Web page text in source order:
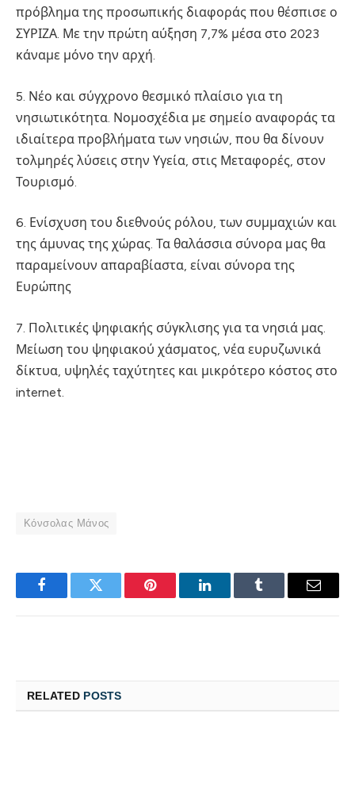
πρόβλημα της προσωπικής διαφοράς που θέσπισε ο
ΣΥΡΙΖΑ. Με την πρώτη αύξηση 7,7% μέσα στο 2023
κάναμε μόνο την αρχή.
5. Νέο και σύγχρονο θεσμικό πλαίσιο για τη
νησιωτικότητα. Νομοσχέδια με σημείο αναφοράς τα
ιδιαίτερα προβλήματα των νησιών, που θα δίνουν
τολμηρές λύσεις στην Υγεία, στις Μεταφορές, στον
Τουρισμό.
6. Ενίσχυση του διεθνούς ρόλου, των συμμαχιών και
της άμυνας της χώρας. Τα θαλάσσια σύνορα μας θα
παραμείνουν απαραβίαστα, είναι σύνορα της
Ευρώπης
7. Πολιτικές ψηφιακής σύγκλισης για τα νησιά μας.
Μείωση του ψηφιακού χάσματος, νέα ευρυζωνικά
δίκτυα, υψηλές ταχύτητες και μικρότερο κόστος στο
internet.
Κόνσολας Μάνος
FacebookTwitter Pinterest LinkedInTumblr Email
RELATED POSTS